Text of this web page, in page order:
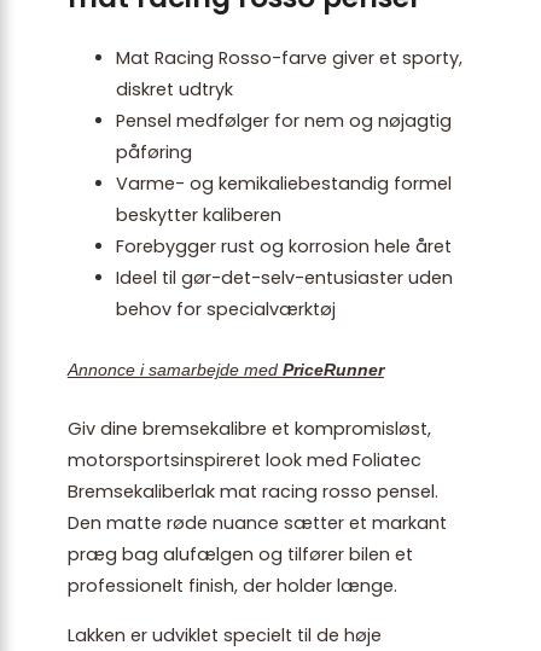
Mat Racing Rosso-farve giver et sporty,
diskret udtryk
Pensel medfølger for nem og nøjagtig
påføring
Varme- og kemikaliebestandig formel
beskytter kaliberen
Forebygger rust og korrosion hele året
Ideel til gør-det-selv-entusiaster uden
behov for specialværktøj
Annonce i samarbejde med PriceRunner
Giv dine bremsekalibre et kompromisløst,
motorsportsinspireret look med Foliatec
Bremsekaliberlak mat racing rosso pensel.
Den matte røde nuance sætter et markant
præg bag alufælgen og tilfører bilen et
professionelt finish, der holder længe.
Lakken er udviklet specielt til de høje